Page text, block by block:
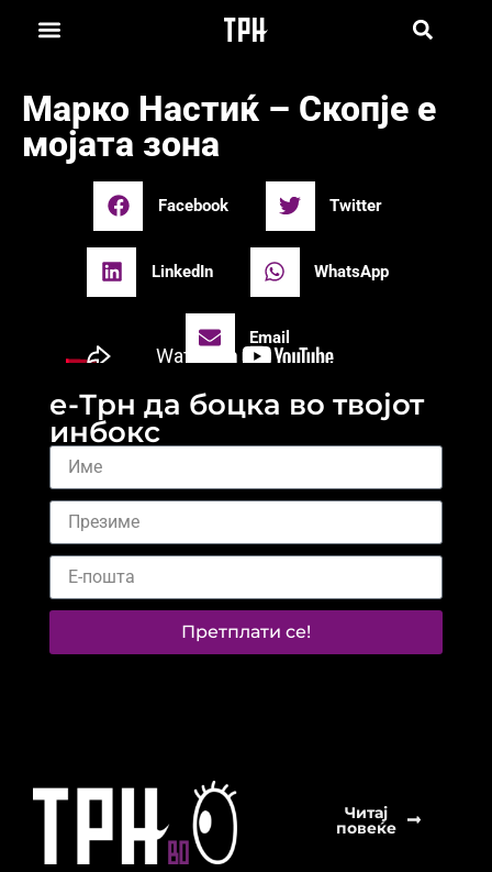
Марко Настиќ – Скопје е
мојата зона
Facebook Twitter
LinkedIn WhatsApp
Email
е-Трн да боцка во твојот
инбокс
Претплати се!
Читај
повеќе